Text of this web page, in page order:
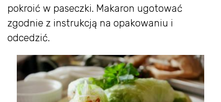
pokroić w paseczki. Makaron ugotować
zgodnie z instrukcją na opakowaniu i
odcedzić.